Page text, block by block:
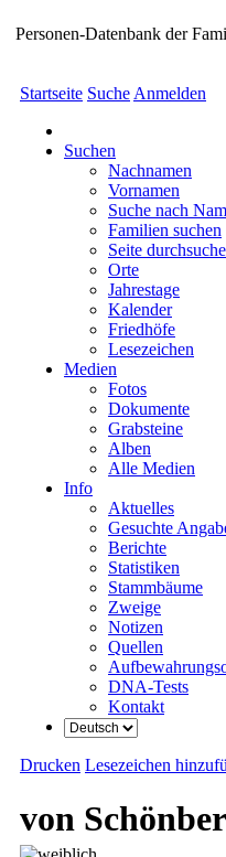
Personen-Datenbank der
Startseite Suche Anmelden
Suchen
Nachnamen
Vornamen
Suche nach
Familien suchen
Seite
Orte
Jahrestage
Kalender
Friedhöfe
Lesezeichen
Medien
Fotos
Dokumente
Grabsteine
Alben
Alle Medien
Info
Aktuelles
Gesuchte
Berichte
Statistiken
Stammbäume
Zweige
Notizen
Quellen
DNA-Tests
Kontakt
Drucken Lesezeichen
von